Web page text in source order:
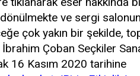
ve sergi
çok yakın bir şekilde,
İbrahim Çoban Seçkiler
16 Kasım 2020 tarihine